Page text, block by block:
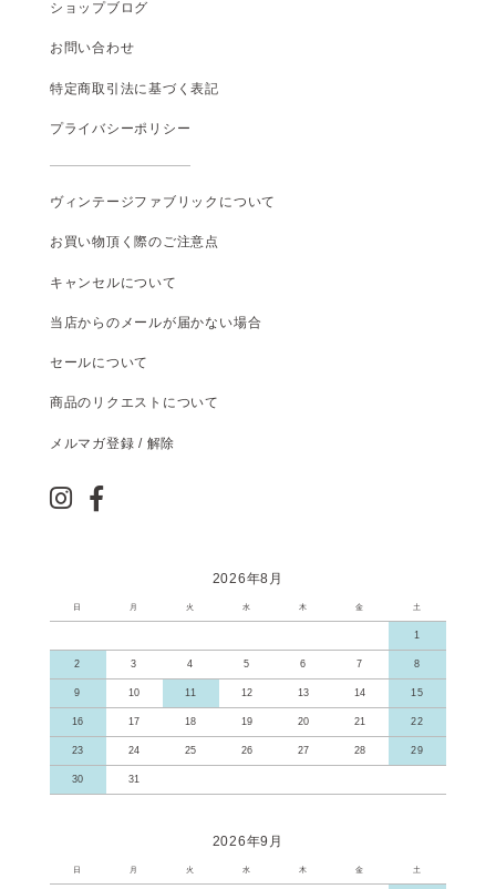
ショップブログ
お問い合わせ
特定商取引法に基づく表記
プライバシーポリシー
ヴィンテージファブリックについて
お買い物頂く際のご注意点
キャンセルについて
当店からのメールが届かない場合
セールについて
商品のリクエストについて
メルマガ登録 / 解除
2026年8月
日 月 火 水 木 金 土
1
2 3 4 5 6 7 8
9 10 11 12 13 14 15
16 17 18 19 20 21 22
23 24 25 26 27 28 29
30 31
2026年9月
日 月 火 水 木 金 土